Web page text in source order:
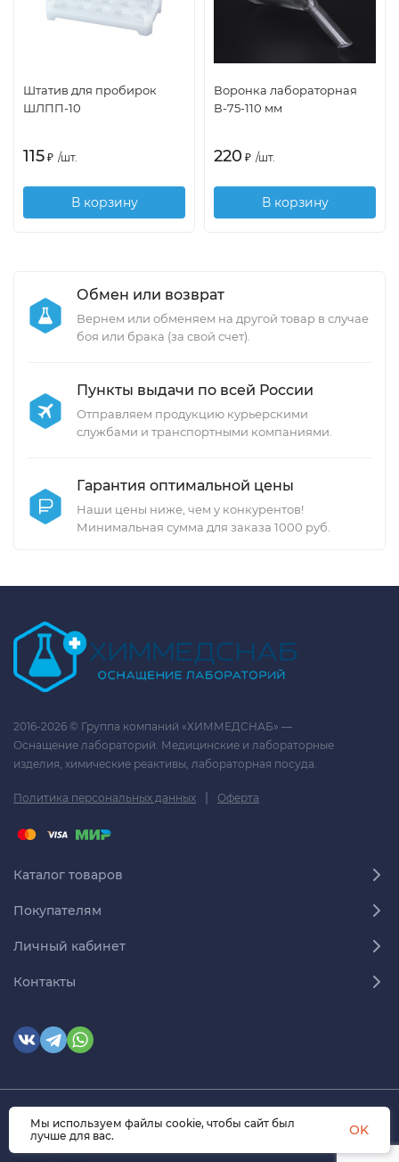
Штатив для пробирок
ШЛПП-10
115 ₽ /шт.
В корзину
Воронка лабораторная
В-75-110 мм
220 ₽ /шт.
В корзину
Обмен или возврат
Вернем или обменяем на другой товар в случае
боя или брака (за свой счет).
Пункты выдачи по всей России
Отправляем продукцию курьерскими
службами и транспортными компаниями.
Гарантия оптимальной цены
Наши цены ниже, чем у конкурентов!
Минимальная сумма для заказа 1000 руб.
2016-2026 © Группа компаний «ХИММЕДСНАБ» —
Оснащение лабораторий. Медицинские и лабораторные
изделия, химические реактивы, лабораторная посуда.
Политика персональных данных | Оферта
Каталог товаров
Покупателям
Личный кабинет
Контакты
© 2026 himmedsnab.ru. Все права защищены
Мы используем файлы cookie, чтобы сайт был
лучше для вас.
OK